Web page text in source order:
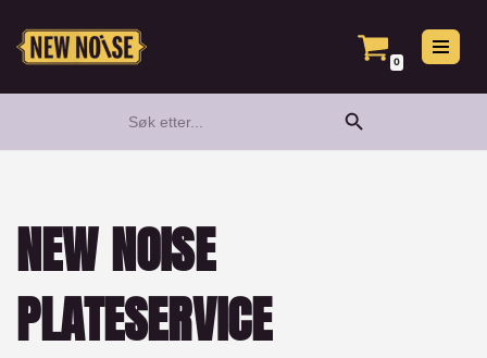
Hopp
0
for:
Search Button
NEW NOISE
PLATESERVICE